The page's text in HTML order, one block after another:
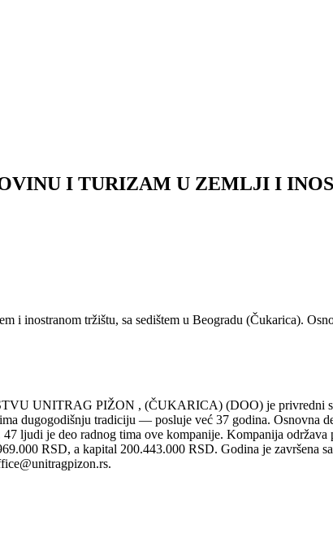
I TURIZAM U ZEMLJI I
i inostranom tržištu, sa sedištem u Beogradu (Čukarica).
UNITRAG PIŽON , (ČUKARICA) (DOO) je privredni
dugogodišnju tradiciju — posluje već 37 godina. Osnovna
ljudi je deo radnog tima ove kompanije. Kompanija
RSD, a kapital 200.443.000 RSD. Godina je završena